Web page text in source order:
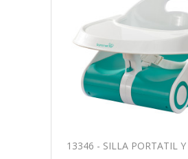
13346 - SILLA PORTATIL